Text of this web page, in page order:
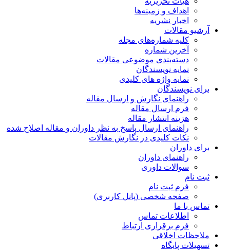
اهداف و زمینه‌ها
اخبار نشریه
آرشیو مقالات
کلیه شماره‌های مجله
آخرین شماره
دسته‌بندی موضوعی مقالات
نمایه نویسندگان
نمایه واژه های کلیدی
برای نویسندگان
راهنمای نگارش و ارسال مقاله
فرم ارسال مقاله
هزینه انتشار مقاله
راهنمای ارسال پاسخ به نظر داوران و مقاله اصلاح شده
نکات کلیدی در نگارش مقالات
برای داوران
راهنمای داوران
سوالات داوری
ثبت نام
فرم ثبت نام
صفحه شخصی (پانل کاربری)
تماس با ما
اطلاعات تماس
فرم برقراری ارتباط
ملاحظات اخلاقی
تسهیلات پایگاه